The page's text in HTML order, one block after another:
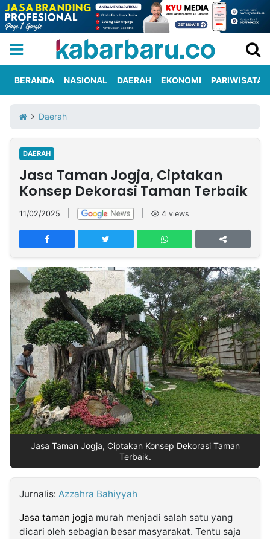
Iklan
Berita
Kami
Nasional
International
Olahraga
Entertainment
Daerah
Pariwisata
Kuliner
Kolom
Network
PT
TREETAN
MULTIMEDIA
INDONESIA
Partner
Insight
NTB
Suara
Time
Lens
IDN
Daily
Jogja
Jalan
Rakyat
Idealita
News
Kita
Notice
Radar
Baru
Seedbacklink
Follow
Kabarbaru
BERANDA NASIONAL DAERAH EKONOMI PARIWISATA
Daerah
DAERAH
Jasa Taman Jogja, Ciptakan
Konsep Dekorasi Taman Terbaik
11/02/2025 4 views
Jasa Taman Jogja, Ciptakan Konsep Dekorasi Taman
Terbaik.
Jurnalis: Azzahra Bahiyyah
Jasa taman jogja murah menjadi salah satu yang
dicari oleh sebagian besar masyarakat. Tentu saja